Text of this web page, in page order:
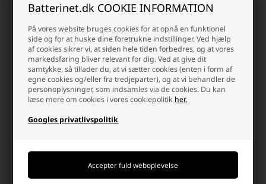
Batterinet.dk COOKIE INFORMATION
På vores website bruges cookies for at opnå en funktionel
side og for at huske dine foretrukne indstillinger. Ved hjælp
af cookies sikrer vi, at siden hele tiden forbedres, og at vores
markedsføring bliver relevant for dig. Ved at give dit
samtykke, så tillader du, at vi sætter cookies (enten i form af
egne cookies og/eller fra tredjeparter), og at vi behandler de
personoplysninger, som indsamles via de cookies. Du kan
læse mere om cookies i vores cookiepolitik her.
Googles privatlivspolitik
Dewalt Batteri 18 volt Li-Ion
499,95 DKK
349,95 DKK